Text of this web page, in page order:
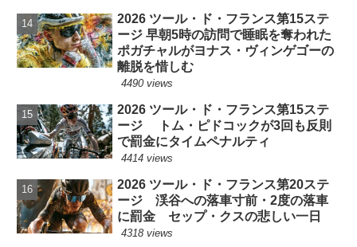
2026 ツール・ド・フランス第15ステ
ージ 早朝5時の訪問で睡眠を奪われた
ポガチャルがヨナス・ヴィンゲゴーの
離脱を惜しむ
4490 views
2026 ツール・ド・フランス第15ステ
ージ トム・ピドコックが3回も反則
で罰金にタイムペナルティ
4414 views
2026 ツール・ド・フランス第20ステ
ージ 渓谷への落車寸前・2度の落車
に罰金 セップ・クスの悲しい一日
4318 views